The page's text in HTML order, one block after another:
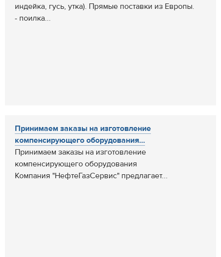
индейка, гусь, утка). Прямые поставки из Европы.
- поилка...
Принимаем заказы на изготовление
компенсирующего оборудования...
Принимаем заказы на изготовление
компенсирующего оборудования
Компания "НефтеГазСервис" предлагает...